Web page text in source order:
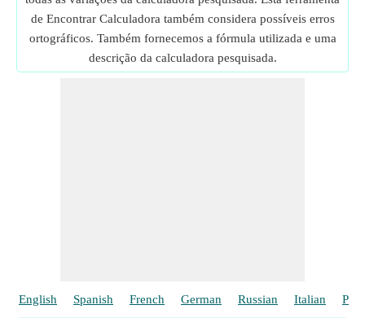
de Encontrar Calculadora também considera possíveis erros
ortográficos. Também fornecemos a fórmula utilizada e uma
descrição da calculadora pesquisada.
English Spanish French German Russian Italian